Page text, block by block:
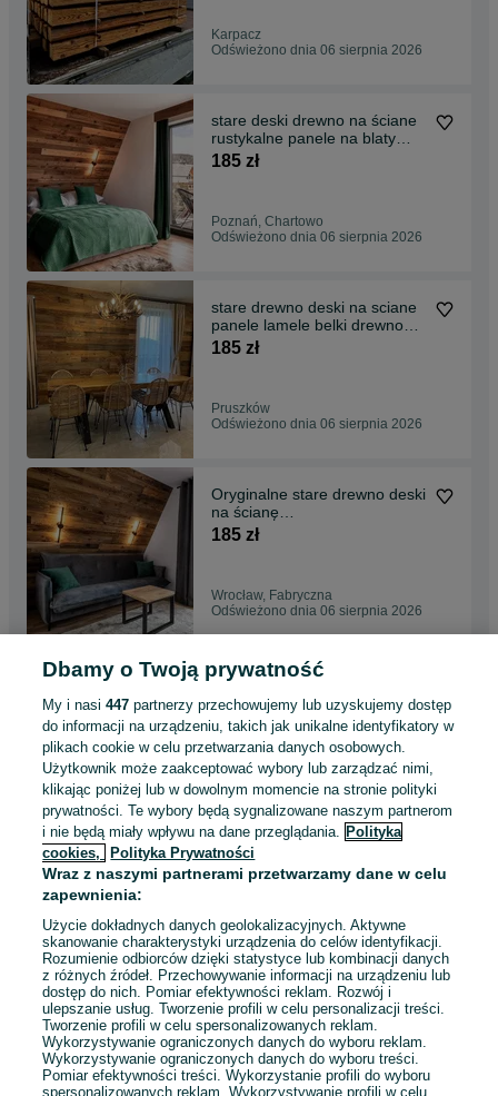
Karpacz
Odświeżono dnia 06 sierpnia 2026
stare deski drewno na ściane
rustykalne panele na blaty
ściany
185 zł
Poznań, Chartowo
Odświeżono dnia 06 sierpnia 2026
stare drewno deski na sciane
panele lamele belki drewno
rustykalne
185 zł
Pruszków
Odświeżono dnia 06 sierpnia 2026
Oryginalne stare drewno deski
na ścianę
rustykalne,blaty,meble,stoliki
185 zł
Wrocław, Fabryczna
Odświeżono dnia 06 sierpnia 2026
Stare belki konstrukcyjne
ciosane siekierą | suszone
stare drewno dekoracyjne do
wnętrz dekoracja wnętrz, loft,
rustykalne
150 zł
Warszawa, Mokotów
Odświeżono dnia 06 sierpnia 2026
Drzwi przesuwne ze starych
desek stare drewno skrzydło
Zakopane
Odświeżono dnia 06 sierpnia 2026
1 2 3 4
Dbamy o Twoją prywatność
My i nasi447 partnerzy przechowujemy lub uzyskujemy dostęp
do informacji na urządzeniu, takich jak unikalne identyfikatory w
plikach cookie w celu przetwarzania danych osobowych.
Użytkownik może zaakceptować wybory lub zarządzać nimi,
klikając poniżej lub w dowolnym momencie na stronie polityki
prywatności. Te wybory będą sygnalizowane naszym partnerom
i nie będą miały wpływu na dane przeglądania. Polityka
cookies,
Polityka Prywatności
Wraz z naszymi partnerami przetwarzamy dane w celu
zapewnienia:
Użycie dokładnych danych geolokalizacyjnych. Aktywne
skanowanie charakterystyki urządzenia do celów identyfikacji.
Rozumienie odbiorców dzięki statystyce lub kombinacji danych
z różnych źródeł. Przechowywanie informacji na urządzeniu lub
dostęp do nich. Pomiar efektywności reklam. Rozwój i
ulepszanie usług. Tworzenie profili w celu personalizacji treści.
Tworzenie profili w celu spersonalizowanych reklam.
Wykorzystywanie ograniczonych danych do wyboru reklam.
Wykorzystywanie ograniczonych danych do wyboru treści.
Pomiar efektywności treści. Wykorzystanie profili do wyboru
spersonalizowanych reklam. Wykorzystywanie profili w celu